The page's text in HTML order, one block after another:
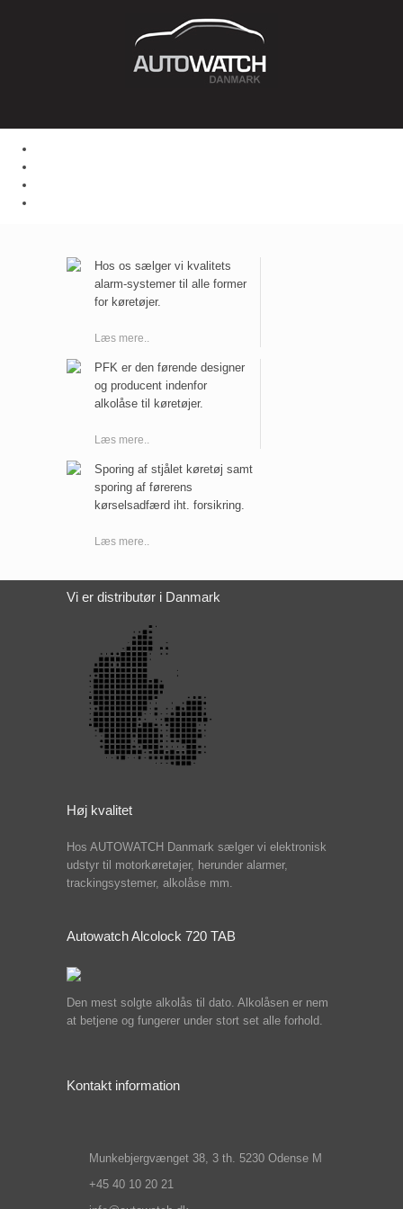
Hos os sælger vi kvalitets
alarm-systemer til alle former
for køretøjer.
Læs mere..
PFK er den førende designer
og producent indenfor
alkolåse til køretøjer.
Læs mere..
Sporing af stjålet køretøj samt
sporing af førerens
kørselsadfærd iht. forsikring.
Læs mere..
Vi er distributør i Danmark
Høj kvalitet
Hos AUTOWATCH Danmark sælger vi elektronisk
udstyr til motorkøretøjer, herunder alarmer,
trackingsystemer, alkolåse mm.
Autowatch Alcolock 720 TAB
Den mest solgte alkolås til dato. Alkolåsen er nem
at betjene og fungerer under stort set alle forhold.
Kontakt information
Munkebjergvænget 38, 3 th. 5230 Odense M
+45 40 10 20 21